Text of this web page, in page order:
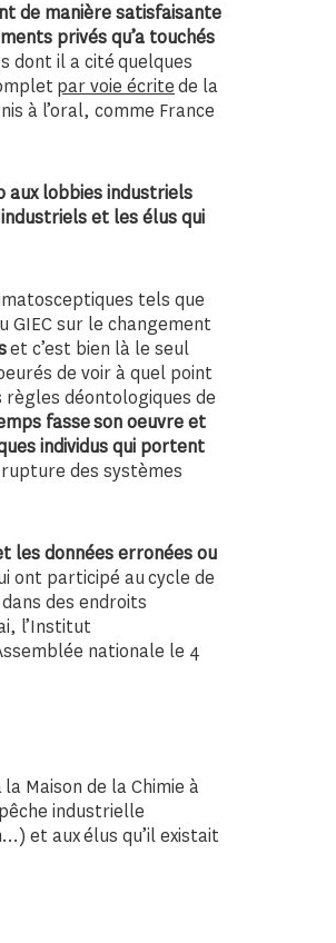
de manière satisfaisante
privés qu’a touchés
dont il a cité quelques
par voie écritede la
à l’oral, comme France
aux lobbies industriels
et les élus qui
tels que
GIEC sur le changement
et c’est bien là le seul
de voir à quel point
déontologiques de
fasse son oeuvre et
individus qui portent
des systèmes
les données erronées ou
ont participé au cycle de
des endroits
l’Institut
nationale le 4
Maison de la Chimie à
industrielle
et aux élus qu’il existait